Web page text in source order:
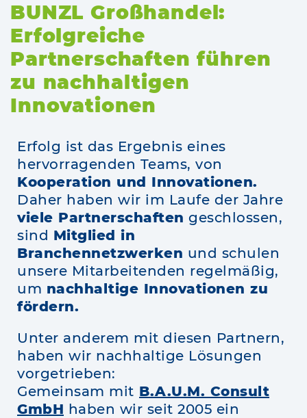
BUNZL Großhandel:
Erfolgreiche
Partnerschaften führen
zu nachhaltigen
Innovationen
Erfolg ist das Ergebnis eines
hervorragenden Teams, von
Kooperation und Innovationen.
Daher haben wir im Laufe der Jahre
viele Partnerschaften geschlossen,
sind Mitglied in
Branchennetzwerken und schulen
unsere Mitarbeitenden regelmäßig,
um nachhaltige Innovationen zu
fördern.
Unter anderem mit diesen Partnern,
haben wir nachhaltige Lösungen
vorgetrieben:
Gemeinsam mit B.A.U.M. Consult
GmbH haben wir seit 2005 ein